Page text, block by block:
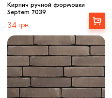
Кирпич ручной формовки
Septem 7039
34 грн
Выбрать